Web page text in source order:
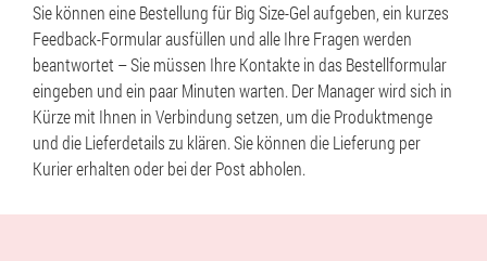
Sie können eine Bestellung für Big Size-Gel aufgeben, ein kurzes
Feedback-Formular ausfüllen und alle Ihre Fragen werden
beantwortet – Sie müssen Ihre Kontakte in das Bestellformular
eingeben und ein paar Minuten warten. Der Manager wird sich in
Kürze mit Ihnen in Verbindung setzen, um die Produktmenge
und die Lieferdetails zu klären. Sie können die Lieferung per
Kurier erhalten oder bei der Post abholen.